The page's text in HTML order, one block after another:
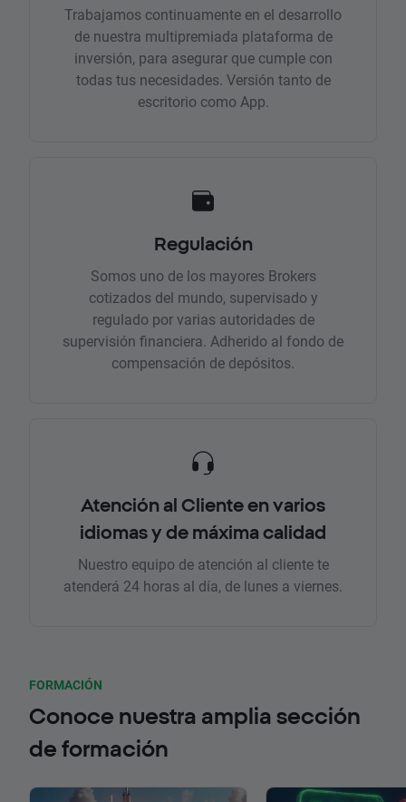
Trabajamos continuamente en el desarrollo
de nuestra multipremiada plataforma de
inversión, para asegurar que cumple con
todas tus necesidades. Versión tanto de
escritorio como App.
Regulación
Somos uno de los mayores Brokers
cotizados del mundo, supervisado y
regulado por varias autoridades de
supervisión financiera. Adherido al fondo de
compensación de depósitos.
Atención al Cliente en varios
idiomas y de máxima calidad
Nuestro equipo de atención al cliente te
atenderá 24 horas al día, de lunes a viernes.
FORMACIÓN
Conoce nuestra amplia sección
de formación